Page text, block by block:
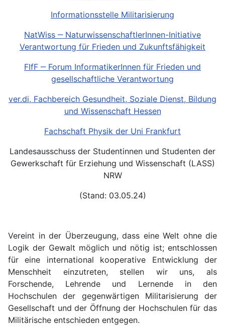
Informationsstelle Militarisierung
NatWiss ‒ NaturwissenschaftlerInnen-Initiative
Verantwortung für Frieden und Zukunftsfähigkeit
FIfF ‒ Forum InformatikerInnen für Frieden und
gesellschaftliche Verantwortung
ver.di, Fachbereich Gesundheit, Soziale Dienst, Bildung
und Wissenschaft Hessen
Fachschaft Physik der Uni Frankfurt
Landesausschuss der Studentinnen und Studenten der
Gewerkschaft für Erziehung und Wissenschaft (LASS)
NRW
(Stand: 03.05.24)
Vereint in der Überzeugung, dass eine Welt ohne die
Logik der Gewalt möglich und nötig ist; entschlossen
für eine international kooperative Entwicklung der
Menschheit einzutreten, stellen wir uns, als
Forschende, Lehrende und Lernende in den
Hochschulen der gegenwärtigen Militarisierung der
Gesellschaft und der Öffnung der Hochschulen für das
Militärische entschieden entgegen.